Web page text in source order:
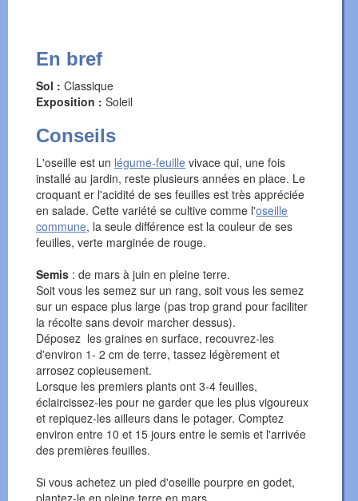
En bref
Sol : Classique
Exposition : Soleil
Conseils
L'oseille est un légume-feuille vivace qui, une fois
installé au jardin, reste plusieurs années en place. Le
croquant er l'acidité de ses feuilles est très appréciée
en salade. Cette variété se cultive comme l'oseille
commune, la seule différence est la couleur de ses
feuilles, verte marginée de rouge.
Semis : de mars à juin en pleine terre.
Soit vous les semez sur un rang, soit vous les semez
sur un espace plus large (pas trop grand pour faciliter
la récolte sans devoir marcher dessus).
Déposez les graines en surface, recouvrez-les
d'environ 1- 2 cm de terre, tassez légèrement et
arrosez copieusement.
Lorsque les premiers plants ont 3-4 feuilles,
éclaircissez-les pour ne garder que les plus vigoureux
et repiquez-les ailleurs dans le potager. Comptez
environ entre 10 et 15 jours entre le semis et l'arrivée
des premières feuilles.
Si vous achetez un pied d'oseille pourpre en godet,